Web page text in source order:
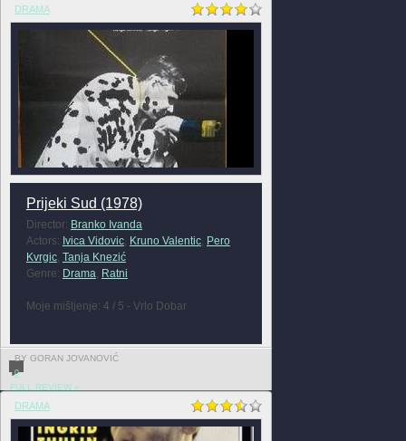
DRAMA
Prijeki Sud (1978)
Director: Branko Ivanda
Actors: Ivica Vidovic, Kruno Valentic, Pero
Kvrgic, Tanja Knezić
Genre: Drama, Ratni
Moje mišljenje: 4 / 5 - Vrlo Dobar
BY GORAN JOVANOVIĆ
0
FULL REVIEW »
DRAMA